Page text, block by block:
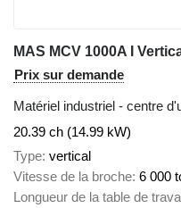
MAS MCV 1000A I
Prix sur demande
Matériel industriel - centre
20.39 ch (14.99 kW)
Type vertical
Vitesse de la broche 6 000
Longueur de la table de